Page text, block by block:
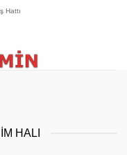
Hattı
HALI